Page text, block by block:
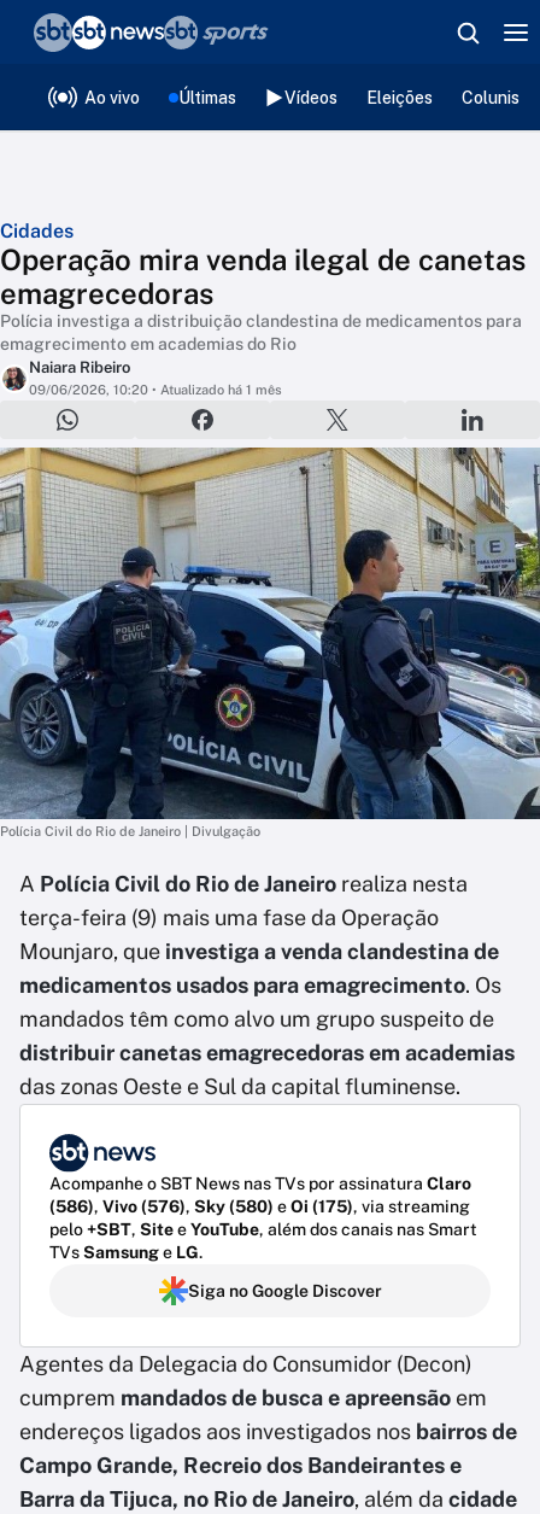
Ao vivo Últimas Vídeos Eleições
Cidades
Operação mira venda ilegal de canetas
emagrecedoras
Polícia investiga a distribuição clandestina de medicamentos para
emagrecimento em academias do Rio
Naiara Ribeiro
09/06/2026, 10:20 • Atualizado há 1 mês
Polícia Civil do Rio de Janeiro | Divulgação
A Polícia Civil do Rio de Janeiro realiza nesta
terça-feira (9) mais uma fase da Operação
Mounjaro, que investiga a venda clandestina de
medicamentos usados para emagrecimento. Os
mandados têm como alvo um grupo suspeito de
distribuir canetas emagrecedoras em academias
das zonas Oeste e Sul da capital fluminense.
Acompanhe o SBT News nas TVs por assinatura Claro
(586), Vivo (576), Sky (580) eOi (175), via streaming
pelo+SBT, SiteeYouTube, além dos canais nas Smart
TVsSamsunge LG.
Siga no Google Discover
Agentes da Delegacia do Consumidor (Decon)
cumprem mandados de busca e apreensão em
endereços ligados aos investigados nos bairros de
Campo Grande, Recreio dos Bandeirantes e
Barra da Tijuca, no Rio de Janeiro, além da cidade
❮voltar
Editorias